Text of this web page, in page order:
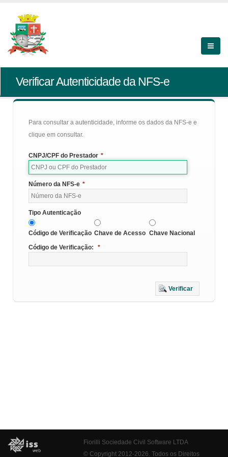
Verificar Autenticidade da NFS-e
Para consultar a autenticidade, informe os dados da NFS-e e
clique em consultar.
CNPJ/CPF do Prestador *
Número da NFS-e *
Tipo Autenticação
Código de Verificação Chave de Acesso Chave Nacional
Código de Verificação:
*
Verificar
Fiorilli Sociedade Civil Software LTDA
© Copyright 2012-2026. Todos os Direitos